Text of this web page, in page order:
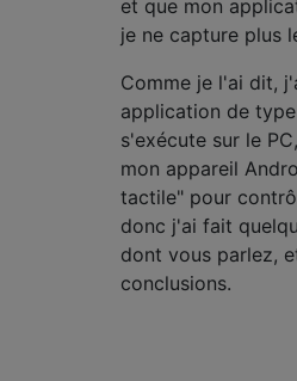
et que mon
je ne capture plus
Comme je l'ai dit,
application de
s'exécute sur le
mon appareil
tactile" pour
donc j'ai fait
dont vous parlez,
conclusions.